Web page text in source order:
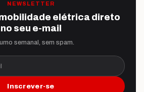
NEWSLETTER
elétrica direto
no seu e-mail
semanal, sem spam.
Inscrever-se